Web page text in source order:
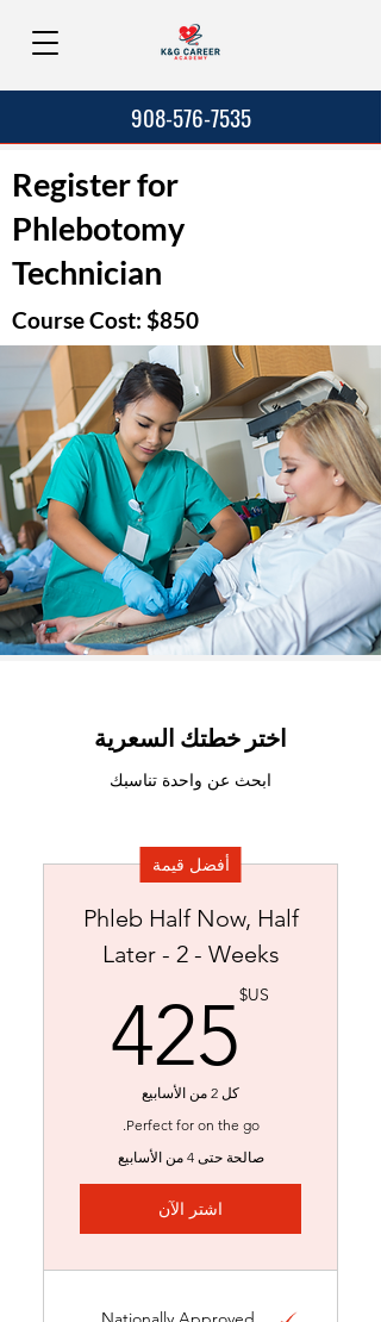
908-576-7535
Register for
Phlebotomy
Technician
Course Cost: $850
اختر خطتك السعرية
ابحث عن واحدة تناسبك
أفضل قيمة
Phleb Half Now, Half
Later - 2 - Weeks
US$
425
كل 2 من الأسابيع
Perfect for on the go.
صالحة حتى 4 من الأسابيع
اشتر الآن